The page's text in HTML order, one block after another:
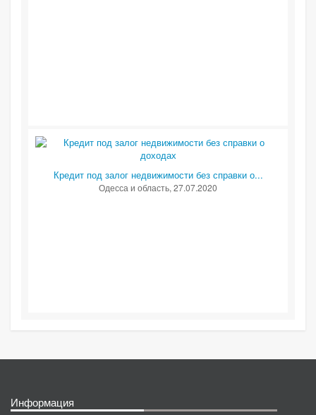
Кредит под залог недвижимости без справки о...
Одесса и область, 27.07.2020
Информация